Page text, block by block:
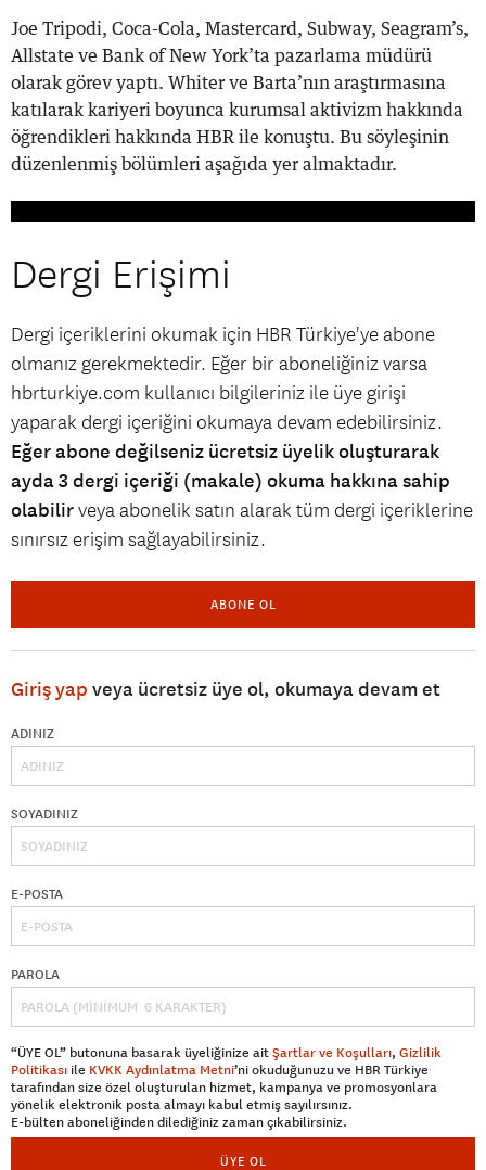
Joe Tripodi, Coca-Cola, Mastercard, Subway, Seagram’s,
Allstate ve Bank of New York’ta pazarlama müdürü
olarak görev yaptı. Whiter ve Barta’nın araştırmasına
katılarak kariyeri boyunca kurumsal aktivizm hakkında
öğrendikleri hakkında HBR ile konuştu. Bu söyleşinin
düzenlenmiş bölümleri aşağıda yer almaktadır.
Dergi Erişimi
Dergi içeriklerini okumak için HBR Türkiye'ye abone
olmanız gerekmektedir. Eğer bir aboneliğiniz varsa
hbrturkiye.com kullanıcı bilgileriniz ile üye girişi
yaparak dergi içeriğini okumaya devam edebilirsiniz.
Eğer abone değilseniz ücretsiz üyelik oluşturarak
ayda 3 dergi içeriği (makale) okuma hakkına sahip
olabilirveya abonelik satın alarak tüm dergi içeriklerine
sınırsız erişim sağlayabilirsiniz.
ABONE OL
Giriş yap veya ücretsiz üye ol, okumaya devam et
ADINIZ
SOYADINIZ
E-POSTA
PAROLA
“ÜYE OL” butonuna basarak üyeliğinize aitŞartlar ve Koşulları, Gizlilik
Politikası ile KVKK Aydınlatma Metni’ni okuduğunuzu ve HBR Türkiye
tarafından size özel oluşturulan hizmet, kampanya ve promosyonlara
yönelik elektronik posta almayı kabul etmiş sayılırsınız.
E-bülten aboneliğinden dilediğiniz zaman çıkabilirsiniz.
ÜYE OL